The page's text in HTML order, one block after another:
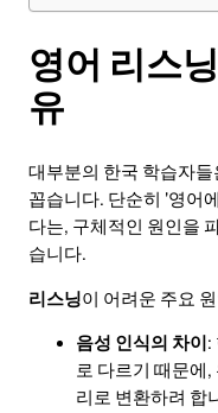
영어 리스
유
대부분의 한국 학습자들
꼽습니다. 단순히 '영어
다는, 구체적인 원인을
습니다.
리스닝이 어려운 주요
음성 인식의 차이:
로 다르기 때문에
리로 변환하려 합